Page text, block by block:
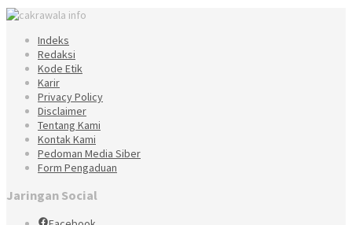
Indeks
Redaksi
Kode Etik
Karir
Privacy Policy
Disclaimer
Tentang Kami
Kontak Kami
Pedoman Media Siber
Form Pengaduan
Jaringan Social